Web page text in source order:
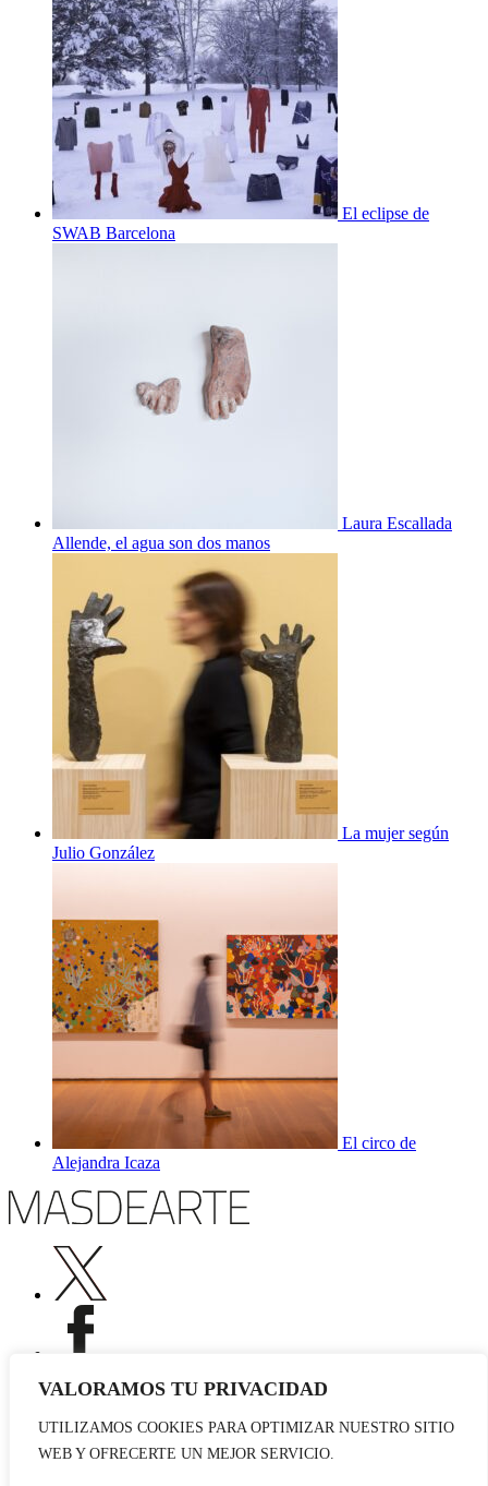
VALORAMOS TU PRIVACIDAD
UTILIZAMOS COOKIES PARA OPTIMIZAR NUESTRO SITIO
WEB Y OFRECERTE UN MEJOR SERVICIO.
El eclipse de
SWAB Barcelona
Laura Escallada
Allende, el agua son dos manos
La mujer según
Julio González
El circo de
Alejandra Icaza
Publicidad